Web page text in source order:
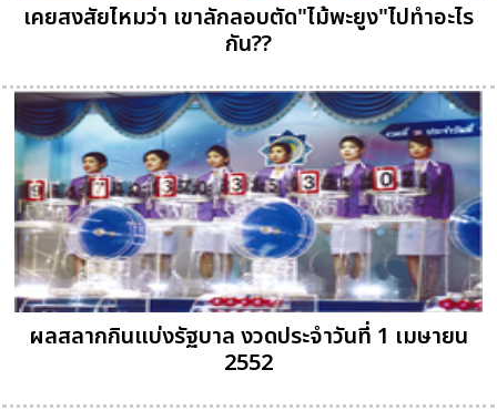
เคยสงสัยไหมว่า เขาลักลอบตัด"ไม้พะยูง"ไปทำอะไร
กัน??
ผลสลากกินแบ่งรัฐบาล งวดประจำวันที่ 1 เมษายน
2552